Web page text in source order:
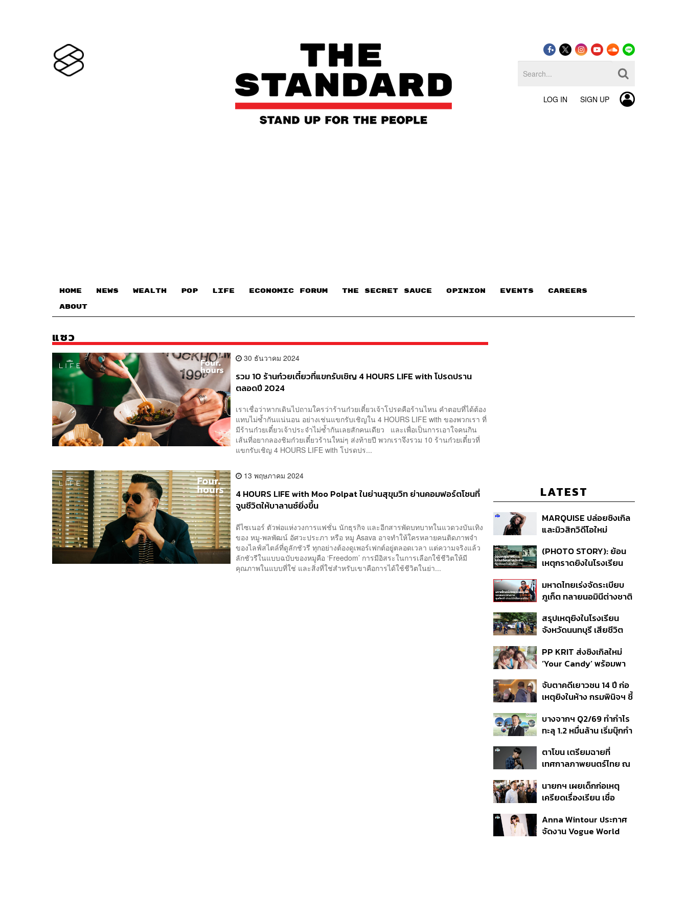
LOG IN SIGN UP
HOME NEWS WEALTH POP LIFE ECONOMIC FORUM THE SECRET SAUCE​ OPINION EVENTS CAREERS
ABOUT
แซว
30 ธันวาคม 2024
รวม 10 ร้านก๋วยเตี๋ยวที่แขกรับเชิญ 4 HOURS LIFE with โปรดปราน
ตลอดปี 2024
เราเชื่อว่าหากเดินไปถามใครว่าร้านก๋วยเตี๋ยวเจ้าโปรดคือร้านไหน คำตอบที่ได้ต้อง
แทบไม่ซ้ำกันแน่นอน อย่างเช่นแขกรับเชิญใน 4 HOURS LIFE with ของพวกเรา ที่
มีร้านก๋วยเตี๋ยวเจ้าประจำไม่ซ้ำกันเลยสักคนเดียว และเพื่อเป็นการเอาใจคนกิน
เส้นที่อยากลองชิมก๋วยเตี๋ยวร้านใหม่ๆ ส่งท้ายปี พวกเราจึงรวม 10 ร้านก๋วยเตี๋ยวที่
แขกรับเชิญ 4 HOURS LIFE with โปรดปร...
13 พฤษภาคม 2024
4 HOURS LIFE with Moo Polpat ในย่านสุขุมวิท ย่านคอมฟอร์ตโซนที่
จูนชีวิตให้บาลานซ์ยิ่งขึ้น
ดีไซเนอร์ ตัวพ่อแห่งวงการแฟชั่น นักธุรกิจ และอีกสารพัดบทบาทในแวดวงบันเทิง
ของ หมู-พลพัฒน์ อัศวะประภา หรือ หมู Asava อาจทำให้ใครหลายคนติดภาพจำ
ของไลฟ์สไตล์ที่ดูลักชัวรี ทุกอย่างต้องดูเพอร์เฟกต์อยู่ตลอดเวลา แต่ความจริงแล้ว
ลักชัวรีในแบบฉบับของหมูคือ ‘Freedom’ การมีอิสระในการเลือกใช้ชีวิตให้มี
คุณภาพในแบบที่ใช่ และสิ่งที่ใช่สำหรับเขาคือการได้ใช้ชีวิตในย่า...
LATEST
MARQUISE ปล่อยซิงเกิล
และมิวสิกวิดีโอใหม่
สัมพันธ์สุด Toxic
(PHOTO STORY): ย้อน
เหตุกราดยิงในโรงเรียน
นักเรียน
มหาดไทยเร่งจัดระเบียบ
ภูเก็ต ทลายนอมินีต่างชาติ
ที่ดิน เคลียร์ใบอนุญาต
โรงแรมค้าง 7 ปี
สรุปเหตุยิงในโรงเรียน
จังหวัดนนทบุรี เสียชีวิต
ปมค้นประวัติคดีกราดยิงที่
สหรัฐฯ
PP KRIT ส่งซิงเกิลใหม่
‘Your Candy’ พร้อมพา
สิกวิดีโอ
จับตาคดีเยาวชน 14 ปี ก่อ
เหตุยิงในห้าง กรมพินิจฯ ชี้
เนื่อง ประเมินปล่อยตัว
บางจากฯ Q2/69 ทำกำไร
ทะลุ 1.2 หมื่นล้าน เริ่มบุ๊กกำ
แรก หนุนรายได้ครึ่งปีทะลุ
3.2 แสนล้าน
ตาโขน เตรียมฉายที่
เทศกาลภาพยนตร์ไทย ณ
นายกฯ เผยเด็กก่อเหตุ
เครียดเรื่องเรียน เชื่อ
กระสุนอีกกว่า 30 นัด หาก
ไม่จบชีวิตตัวเองอาจสูญ
Anna Wintour ประกาศ
จัดงาน Vogue World